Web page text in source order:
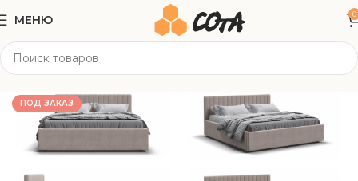
МЕНЮ 0
Мягкая мебель
ПОД ЗАКАЗ